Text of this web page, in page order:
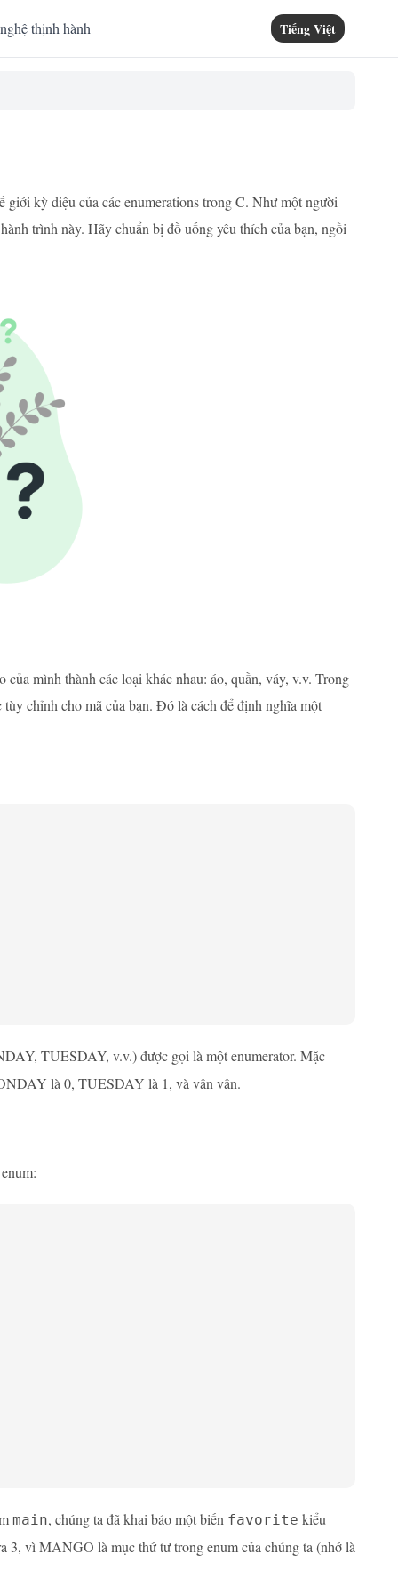
thịnh hành Tiếng Việt
giới kỳ diệu của các enumerations trong C. Như một người
trình này. Hãy chuẩn bị đồ uống yêu thích của bạn, ngồi
mình thành các loại khác nhau: áo, quần, váy, v.v. Trong
chỉnh cho mã của bạn. Đó là cách để định nghĩa một
TUESDAY, v.v.) được gọi là một enumerator. Mặc
là 0, TUESDAY là 1, và vân vân.
main, chúng ta đã khai báo một biến favorite kiểu
3, vì MANGO là mục thứ tư trong enum của chúng ta (nhớ là